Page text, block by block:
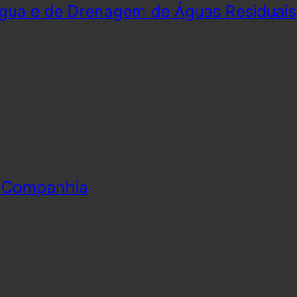
e de Drenagem de Águas Residuais